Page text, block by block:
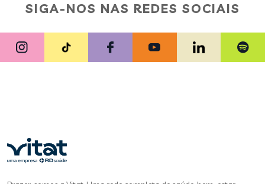
SIGA-NOS NAS REDES SOCIAIS